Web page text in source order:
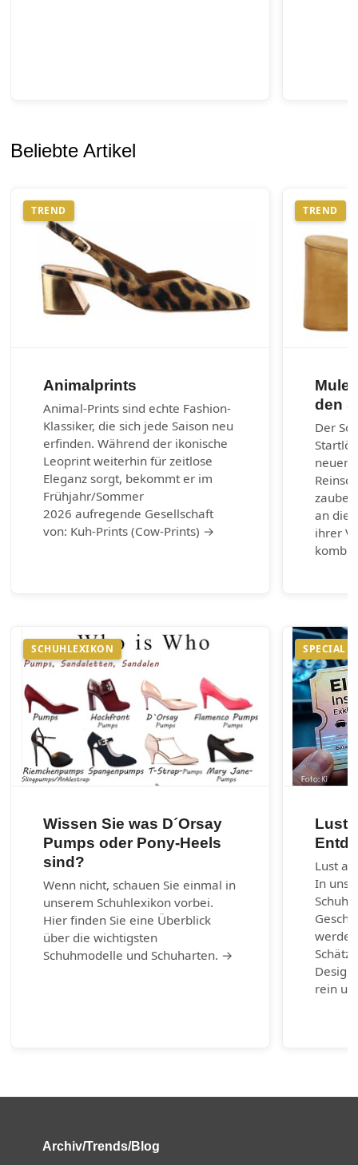
Beliebte Artikel
TREND
Animalprints
Animal-Prints sind echte Fashion-
Klassiker, die sich jede Saison neu
erfinden. Während der ikonische
Leoprint weiterhin für zeitlose
Eleganz sorgt, bekommt er im
Frühjahr/Sommer
2026 aufregende Gesellschaft
von: Kuh-Prints (Cow-Prints) →
TREND
den
Der
neuen
an die
ihrer
SCHUHLEXIKON
Wissen Sie was D´Orsay
Pumps oder Pony-Heels
sind?
Wenn nicht, schauen Sie einmal in
unserem Schuhlexikon vorbei.
Hier finden Sie eine Überblick
über die wichtigsten
Schuhmodelle und Schuharten. →
SPECIAL
Lust
Lust
In
rein
Archiv/Trends/Blog